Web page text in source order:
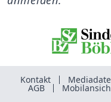
Kontakt
AGB